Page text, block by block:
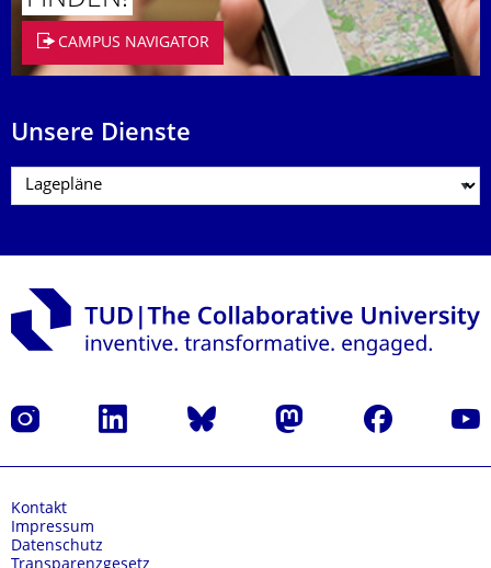
CAMPUS NAVIGATOR
Unsere Dienste
Instagram LinkedIn Bluesky Mastodon Facebook
Kontakt
Impressum
Datenschutz